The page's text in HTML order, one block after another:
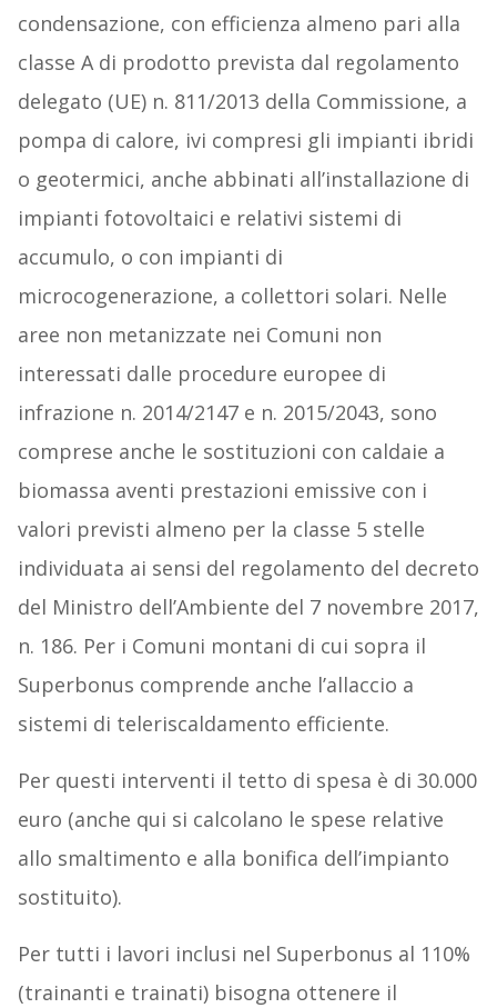
condensazione, con efficienza almeno pari alla
classe A di prodotto prevista dal regolamento
delegato (UE) n. 811/2013 della Commissione, a
pompa di calore, ivi compresi gli impianti ibridi
o geotermici, anche abbinati all’installazione di
impianti fotovoltaici e relativi sistemi di
accumulo, o con impianti di
microcogenerazione, a collettori solari. Nelle
aree non metanizzate nei Comuni non
interessati dalle procedure europee di
infrazione n. 2014/2147 e n. 2015/2043, sono
comprese anche le sostituzioni con caldaie a
biomassa aventi prestazioni emissive con i
valori previsti almeno per la classe 5 stelle
individuata ai sensi del regolamento del decreto
del Ministro dell’Ambiente del 7 novembre 2017,
n. 186. Per i Comuni montani di cui sopra il
Superbonus comprende anche l’allaccio a
sistemi di teleriscaldamento efficiente.
Per questi interventi il tetto di spesa è di 30.000
euro (anche qui si calcolano le spese relative
allo smaltimento e alla bonifica dell’impianto
sostituito).
Per tutti i lavori inclusi nel Superbonus al 110%
(trainanti e trainati) bisogna ottenere il